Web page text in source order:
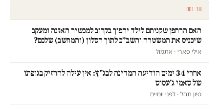
עוד בחם
האם הרחפן שקניתם לילד יהפוך בקרוב למכשיר האזנה ומעקב
שיכניס את המשטרה והשב״כ לתוך הסלון (והמחשב) שלכם?
אילי פארי · אתמול
אחרי 34 ימים הודיעה המדינה לבג"ץ: אין עילה להחזיק בגופתו
של סאמי ג'עסוס
סיון תהל · לפני יומיים